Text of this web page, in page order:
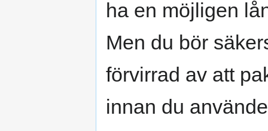
ha en möjligen
Men du bör
förvirrad av att
innan du